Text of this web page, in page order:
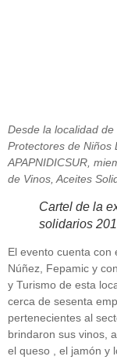
Desde la localidad
Protectores de Niños
APAPNIDICSUR,
de Vinos, Aceites
Cartel de la
solidarios
El evento cuenta con
Núñez, Fepamic y
y Turismo de esta
cerca de sesenta
pertenecientes al
brindaron sus vinos,
el queso , el jamón y